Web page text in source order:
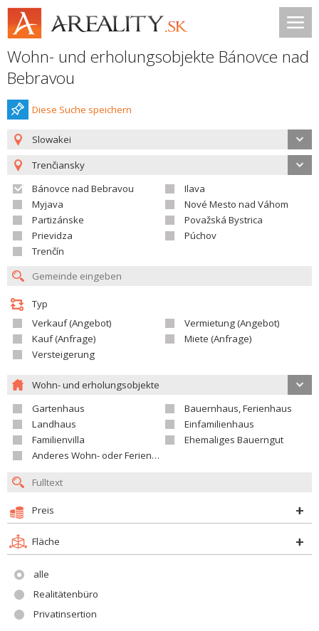
Wohn- und erholungsobjekte Bánovce nad
Bebravou
Diese Suche speichern
Slowakei
Trenčiansky
Bánovce nad Bebravou
Ilava
Myjava
Nové Mesto nad Váhom
Partizánske
Považská Bystrica
Prievidza
Púchov
Trenčín
Typ
Verkauf (Angebot)
Vermietung (Angebot)
Kauf (Anfrage)
Miete (Anfrage)
Versteigerung
Wohn- und erholungsobjekte
Gartenhaus
Bauernhaus, Ferienhaus
Landhaus
Einfamilienhaus
Familienvilla
Ehemaliges Bauerngut
Anderes Wohn- oder Ferienobjekt
Preis
Fläche
alle
Realitätenbüro
Privatinsertion